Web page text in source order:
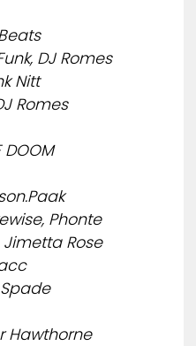
DJ Romes
Nitt
Romes
DOOM
Phonte
Jimetta Rose
Spade
Hawthorne